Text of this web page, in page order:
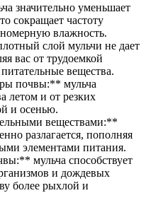
значительно уменьшает
сокращает частоту
влажность.
слой мульчи не дает
вас от трудоемкой
вещества.
почвы:** мульча
летом и от резких
и осенью.
веществами:**
разлагается, пополняя
элементами питания.
мульча способствует
и дождевых
более рыхлой и